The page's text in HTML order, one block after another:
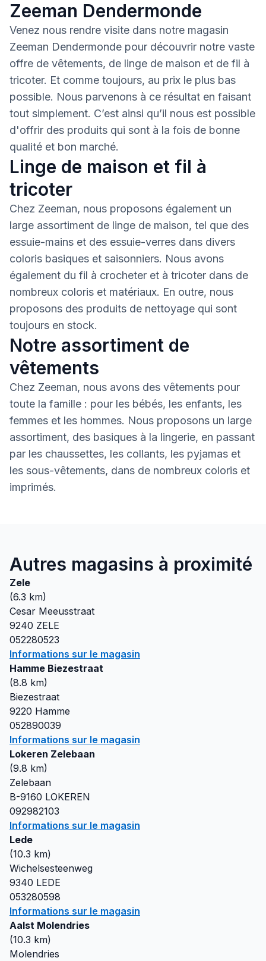
Zeeman Dendermonde
Venez nous rendre visite dans notre magasin
Zeeman Dendermonde pour découvrir notre vaste
offre de vêtements, de linge de maison et de fil à
tricoter. Et comme toujours, au prix le plus bas
possible. Nous parvenons à ce résultat en faisant
tout simplement. C’est ainsi qu’il nous est possible
d'offrir des produits qui sont à la fois de bonne
qualité et bon marché.
Linge de maison et fil à
tricoter
Chez Zeeman, nous proposons également un
large assortiment de linge de maison, tel que des
essuie-mains et des essuie-verres dans divers
coloris basiques et saisonniers. Nous avons
également du fil à crocheter et à tricoter dans de
nombreux coloris et matériaux. En outre, nous
proposons des produits de nettoyage qui sont
toujours en stock.
Notre assortiment de
vêtements
Chez Zeeman, nous avons des vêtements pour
toute la famille : pour les bébés, les enfants, les
femmes et les hommes. Nous proposons un large
assortiment, des basiques à la lingerie, en passant
par les chaussettes, les collants, les pyjamas et
les sous-vêtements, dans de nombreux coloris et
imprimés.
Autres magasins à proximité
Zele
(6.3 km)
Cesar Meeusstraat
9240 ZELE
052280523
Informations sur le magasin
Hamme Biezestraat
(8.8 km)
Biezestraat
9220 Hamme
052890039
Informations sur le magasin
Lokeren Zelebaan
(9.8 km)
Zelebaan
B-9160 LOKEREN
092982103
Informations sur le magasin
Lede
(10.3 km)
Wichelsesteenweg
9340 LEDE
053280598
Informations sur le magasin
Aalst Molendries
(10.3 km)
Molendries